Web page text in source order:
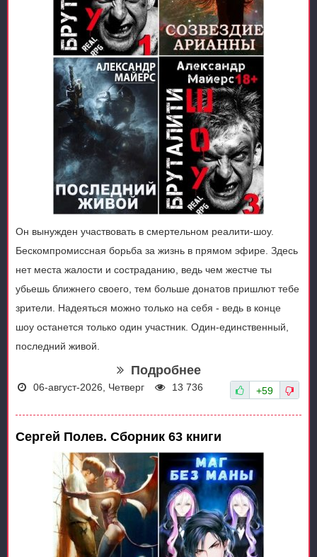
Он вынужден участвовать в смертельном реалити-шоу.
Бескомпромиссная борьба за жизнь в прямом эфире. Здесь
нет места жалости и состраданию, ведь чем жестче ты
убьешь ближнего своего, тем больше донатов пришлют тебе
зрители. Надеяться можно только на себя - ведь в конце
шоу останется только один участник. Один-единственный,
последний живой.
Подробнее
06-август-2026, Четверг 13 736 +59
Сергей Полев. Сборник 63 книги